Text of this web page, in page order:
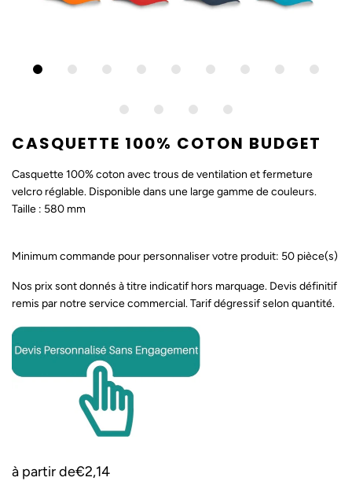
CASQUETTE 100% COTON BUDGET
Casquette 100% coton avec trous de ventilation et fermeture
velcro réglable. Disponible dans une large gamme de couleurs.
Taille : 580 mm
Minimum commande pour personnaliser votre produit: 50 pièce(s)
Nos prix sont donnés à titre indicatif hors marquage. Devis définitif
remis par notre service commercial. Tarif dégressif selon quantité.
à partir de€2,14